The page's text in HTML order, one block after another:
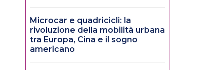
Microcar e quadricicli: la
rivoluzione della mobilità urbana
tra Europa, Cina e il sogno
americano